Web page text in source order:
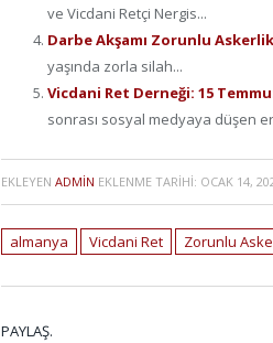
ve Vicdani Retçi Nergis...
Darbe Akşamı Zorunlu
yaşında zorla silah...
Vicdani Ret Derneği: 15
sonrası sosyal medyaya düşen
EKLEYEN ADMIN EKLENME TARIHI: OCAK 14,
almanya Vicdani Ret Zorunlu
PAYLAŞ.